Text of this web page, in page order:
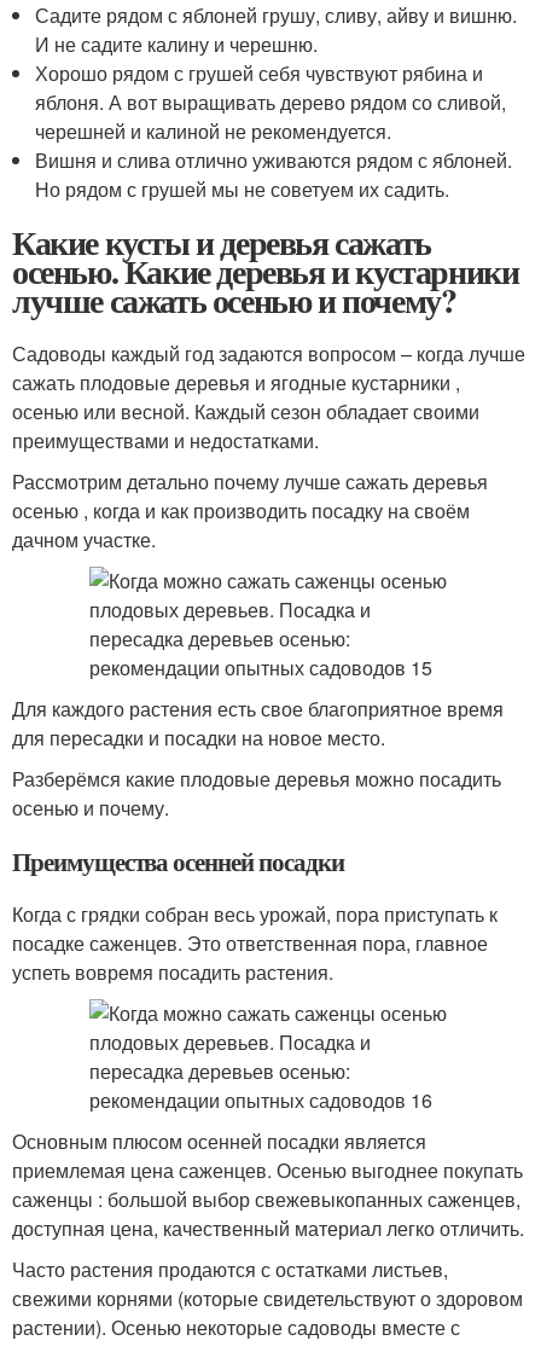
Садите рядом с яблоней грушу, сливу, айву и вишню.
И не садите калину и черешню.
Хорошо рядом с грушей себя чувствуют рябина и
яблоня. А вот выращивать дерево рядом со сливой,
черешней и калиной не рекомендуется.
Вишня и слива отлично уживаются рядом с яблоней.
Но рядом с грушей мы не советуем их садить.
Какие кусты и деревья сажать
осенью. Какие деревья и кустарники
лучше сажать осенью и почему?
Садоводы каждый год задаются вопросом – когда лучше
сажать плодовые деревья и ягодные кустарники ,
осенью или весной. Каждый сезон обладает своими
преимуществами и недостатками.
Рассмотрим детально почему лучше сажать деревья
осенью , когда и как производить посадку на своём
дачном участке.
Для каждого растения есть свое благоприятное время
для пересадки и посадки на новое место.
Разберёмся какие плодовые деревья можно посадить
осенью и почему.
Преимущества осенней посадки
Когда с грядки собран весь урожай, пора приступать к
посадке саженцев. Это ответственная пора, главное
успеть вовремя посадить растения.
Основным плюсом осенней посадки является
приемлемая цена саженцев. Осенью выгоднее покупать
саженцы : большой выбор свежевыкопанных саженцев,
доступная цена, качественный материал легко отличить.
Часто растения продаются с остатками листьев,
свежими корнями (которые свидетельствуют о здоровом
растении). Осенью некоторые садоводы вместе с